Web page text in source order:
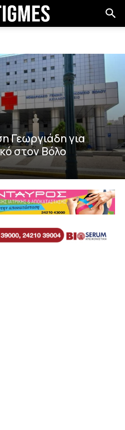
Γεωργιάδη για
στον Βόλο